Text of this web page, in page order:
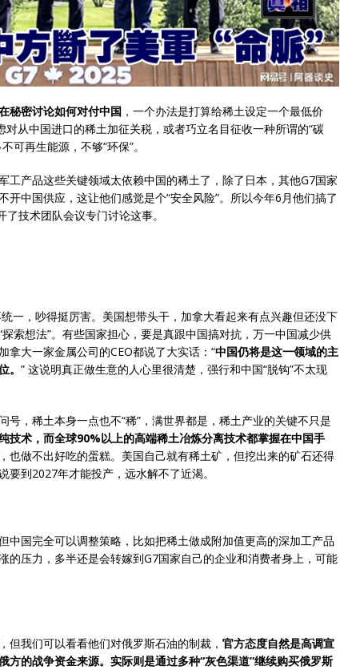
秘密讨论如何对付中国 ，一个办法是打算给稀土设定一个最低价
对从中国进口的稀土加征关税，或者巧立名目征收一种所谓的“碳
可再生能源，不够“环保”。
工产品这些关键领域太依赖中国的稀土了，除了日本，其他G7国家
中国供应，这让他们感觉是个“安全风险”。所以今年6月他们搞了
了技术团队会议专门讨论这事。
一，吵得挺厉害。美国想带头干，加拿大看起来有点兴趣但还没下
索想法”。有些国家担心，要是真跟中国搞对抗，万一中国减少供
拿大一家金属公司的CEO都说了大实话：“中国仍将是这一领域的主
。 ” 这说明真正做生意的人心里很清楚，强行和中国“脱钩”不太现
号，稀土本身一点也不“稀”，满世界都是，稀土产业的关键不只是
技术，而全球90%以上的高端稀土冶炼分离技术都掌握在中国手
也做不出好吃的蛋糕。美国自己就有稀土矿，但挖出来的矿石还得
到2027年才能投产，远水解不了近渴。
中国完全可以调整策略，比如把稀土做成附加值更高的深加工产品
的压力，多半还是会转嫁到G7国家自己的企业和消费者身上，可能
我们可以看看他们对俄罗斯石油的制裁， 官方态度自然是高调宣
方的战争资金来源。实际则是通过多种“灰色渠道”继续购买俄罗斯